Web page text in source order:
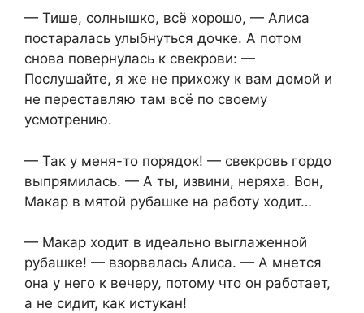
— Тише, солнышко, всё хорошо, — Алиса
постаралась улыбнуться дочке. А потом
снова повернулась к свекрови: —
Послушайте, я же не прихожу к вам домой и
не переставляю там всё по своему
усмотрению.
— Так у меня-то порядок! — свекровь гордо
выпрямилась. — А ты, извини, неряха. Вон,
Макар в мятой рубашке на работу ходит…
— Макар ходит в идеально выглаженной
рубашке! — взорвалась Алиса. — А мнется
она у него к вечеру, потому что он работает,
а не сидит, как истукан!